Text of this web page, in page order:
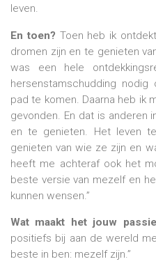
leven.
En toen? Toen heb ik
dromen zijn en te genieten
was een hele
hersenstamschudding
pad te komen. Daarna heb ik
gevonden. En dat is anderen
en te genieten. Het leven
genieten van wie ze zijn en
heeft me achteraf ook het
beste versie van mezelf en
kunnen wensen.”
Wat maakt het jouw
positiefs bij aan de wereld
beste in ben: mezelf zijn.”